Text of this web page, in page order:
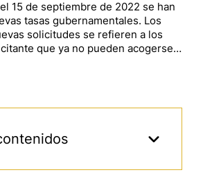
15 de septiembre de 2022 se han
tasas gubernamentales. Los
solicitudes se refieren a los
que ya no pueden acogerse…